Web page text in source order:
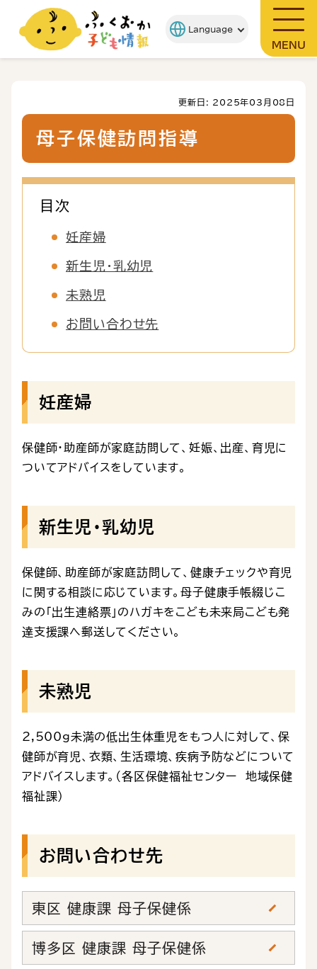
MENU
更新日: 2025年03月08日
母子保健訪問指導
目次
妊産婦
新生児・乳幼児
未熟児
お問い合わせ先
妊産婦
保健師・助産師が家庭訪問して、妊娠、出産、育児に
ついてアドバイスをしています。
新生児・乳幼児
保健師、助産師が家庭訪問して、健康チェックや育児
に関する相談に応じています。母子健康手帳綴じこ
みの｢出生連絡票｣のハガキをこども未来局こども発
達支援課へ郵送してください。
未熟児
2,500ｇ未満の低出生体重児をもつ人に対して、保
健師が育児、衣類、生活環境、疾病予防などについて
アドバイスします。（各区保健福祉センター 地域保健
福祉課）
お問い合わせ先
東区 健康課 母子保健係
博多区 健康課 母子保健係